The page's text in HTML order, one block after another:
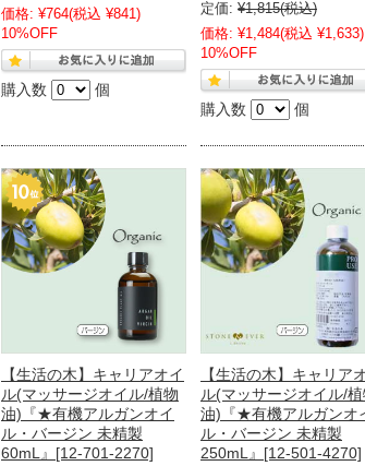
価格: ¥764(税込 ¥841)
10%OFF
購入数 個
定価: ¥1,815(税込)
価格: ¥1,484(税込 ¥1,633)
10%OFF
購入数 個
【生活の木】キャリアオイ
ル(マッサージオイル/植物
油)『★有機アルガンオイ
ル・バージン 未精製
60mL』[12-701-2270]
【生活の木】キャリア
ル(マッサージオイル/植
油)『★有機アルガンオ
ル・バージン 未精製
250mL』[12-501-4270]